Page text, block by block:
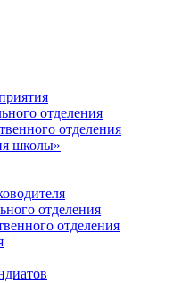
отделения
отделения
школы»
отделения
отделения